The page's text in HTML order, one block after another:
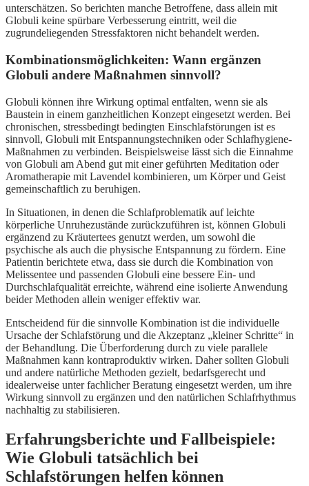
unterschätzen. So berichten manche Betroffene, dass allein mit
Globuli keine spürbare Verbesserung eintritt, weil die
zugrundeliegenden Stressfaktoren nicht behandelt werden.
Kombinationsmöglichkeiten: Wann ergänzen
Globuli andere Maßnahmen sinnvoll?
Globuli können ihre Wirkung optimal entfalten, wenn sie als
Baustein in einem ganzheitlichen Konzept eingesetzt werden. Bei
chronischen, stressbedingt bedingten Einschlafstörungen ist es
sinnvoll, Globuli mit Entspannungstechniken oder Schlafhygiene-
Maßnahmen zu verbinden. Beispielsweise lässt sich die Einnahme
von Globuli am Abend gut mit einer geführten Meditation oder
Aromatherapie mit Lavendel kombinieren, um Körper und Geist
gemeinschaftlich zu beruhigen.
In Situationen, in denen die Schlafproblematik auf leichte
körperliche Unruhezustände zurückzuführen ist, können Globuli
ergänzend zu Kräutertees genutzt werden, um sowohl die
psychische als auch die physische Entspannung zu fördern. Eine
Patientin berichtete etwa, dass sie durch die Kombination von
Melissentee und passenden Globuli eine bessere Ein- und
Durchschlafqualität erreichte, während eine isolierte Anwendung
beider Methoden allein weniger effektiv war.
Entscheidend für die sinnvolle Kombination ist die individuelle
Ursache der Schlafstörung und die Akzeptanz „kleiner Schritte“ in
der Behandlung. Die Überforderung durch zu viele parallele
Maßnahmen kann kontraproduktiv wirken. Daher sollten Globuli
und andere natürliche Methoden gezielt, bedarfsgerecht und
idealerweise unter fachlicher Beratung eingesetzt werden, um ihre
Wirkung sinnvoll zu ergänzen und den natürlichen Schlafrhythmus
nachhaltig zu stabilisieren.
Erfahrungsberichte und Fallbeispiele:
Wie Globuli tatsächlich bei
Schlafstörungen helfen können